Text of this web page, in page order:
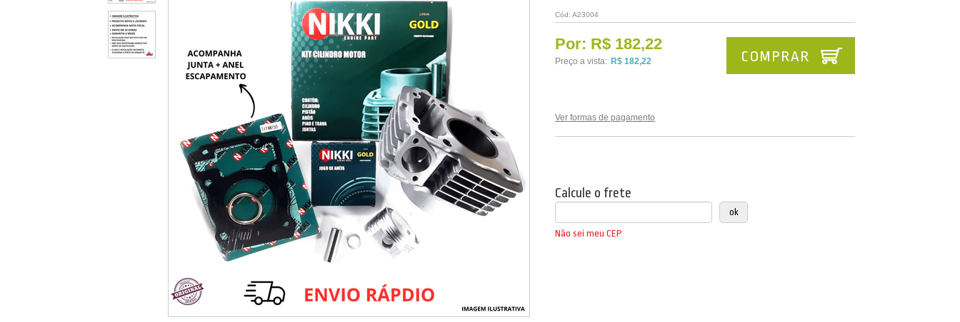
Cód: A23004
Por: R$ 182,22
Preço a vista: R$ 182,22
Ver formas de pagamento
COMPRAR
Calcule o frete
Não sei meu CEP